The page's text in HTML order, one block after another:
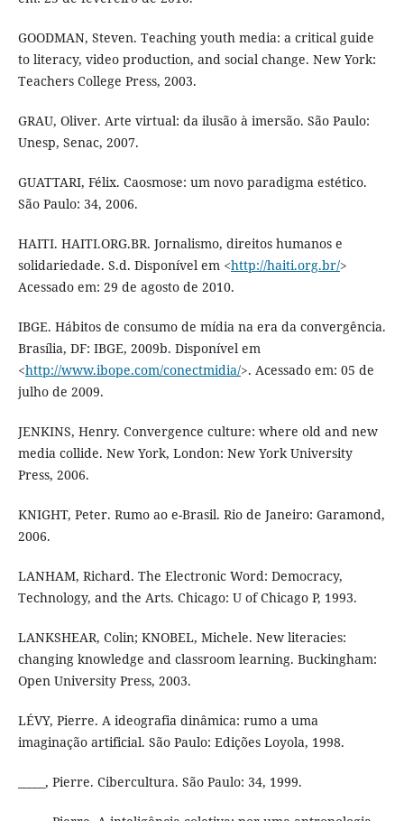
GOODMAN, Steven. Teaching youth media: a critical guide
to literacy, video production, and social change. New York:
Teachers College Press, 2003.
GRAU, Oliver. Arte virtual: da ilusão à imersão. São Paulo:
Unesp, Senac, 2007.
GUATTARI, Félix. Caosmose: um novo paradigma estético.
São Paulo: 34, 2006.
HAITI. HAITI.ORG.BR. Jornalismo, direitos humanos e
solidariedade. S.d. Disponível em <http://haiti.org.br/>
Acessado em: 29 de agosto de 2010.
IBGE. Hábitos de consumo de mídia na era da convergência.
Brasília, DF: IBGE, 2009b. Disponível em
<http://www.ibope.com/conectmidia/>. Acessado em: 05 de
julho de 2009.
JENKINS, Henry. Convergence culture: where old and new
media collide. New York, London: New York University
Press, 2006.
KNIGHT, Peter. Rumo ao e-Brasil. Rio de Janeiro: Garamond,
2006.
LANHAM, Richard. The Electronic Word: Democracy,
Technology, and the Arts. Chicago: U of Chicago P, 1993.
LANKSHEAR, Colin; KNOBEL, Michele. New literacies:
changing knowledge and classroom learning. Buckingham:
Open University Press, 2003.
LÉVY, Pierre. A ideografia dinâmica: rumo a uma
imaginação artificial. São Paulo: Edições Loyola, 1998.
_____, Pierre. Cibercultura. São Paulo: 34, 1999.